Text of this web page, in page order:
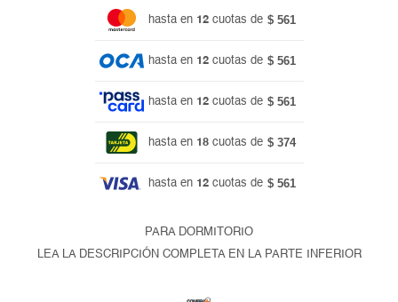
hasta en 12 cuotas de $ 561
hasta en 12 cuotas de $ 561
hasta en 12 cuotas de $ 561
hasta en 18 cuotas de $ 374
hasta en 12 cuotas de $ 561
PARA DORMITORIO
LEA LA DESCRIPCIÓN COMPLETA EN LA PARTE INFERIOR